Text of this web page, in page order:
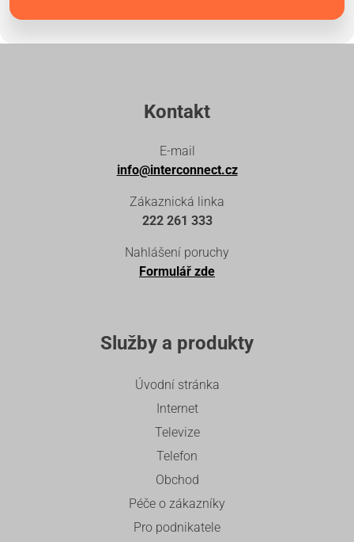
Kontakt
E-mail
info@interconnect.cz
Zákaznická linka
222 261 333
Nahlášení poruchy
Formulář zde
Služby a produkty
Úvodní stránka
Internet
Televize
Telefon
Obchod
Péče o zákazníky
Pro podnikatele